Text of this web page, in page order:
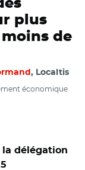
plus
de
, Localtis
économique
la délégation